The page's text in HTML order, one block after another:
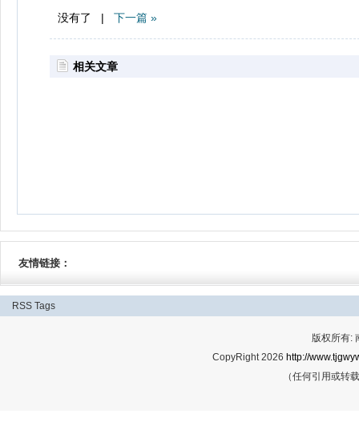
没有了 | 下一篇 »
相关文章
友情链接：
RSS Tags
版权所有:
CopyRight 2026 http://
（任何引用或转